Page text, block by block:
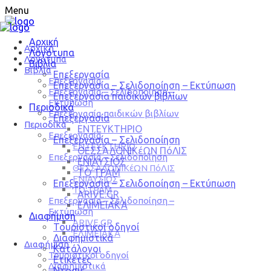
Menu
Αρχική
Λογότυπα
Βιβλία
Επεξεργασία
Επεξεργασία – Σελιδοποίηση – Εκτύπωση
Επεξεργασία παιδικών βιβλίων
Περιοδικά
Επεξεργασία
ΕΝΤΕΥΚΤΗΡΙΟ
Επεξεργασία – Σελιδοποίηση
ΘΕΣΣΑΛΟΝΙΚέΩΝ ΠόΛΙΣ
ΕΝΙΑΥΣΙΟΣ
ΤΟ ΤΡΑΜ
Επεξεργασία – Σελιδοποίηση – Εκτύπωση
ARIVE.GR
ΕΛΙΜΕΙΑΚΑ
Διαφήμιση
Τουριστικοί οδηγοί
Διαφημιστικά
Κατάλογοι
Ετικέτες
Αρχική
Λογότυπα
Βιβλία
Επεξεργασία
Επεξεργασία – Σελιδοποίηση –
Εκτύπωση
Επεξεργασία παιδικών βιβλίων
Περιοδικά
Επεξεργασία
ΕΝΤΕΥΚΤΗΡΙΟ
Επεξεργασία – Σελιδοποίηση
ΘΕΣΣΑΛΟΝΙΚέΩΝ ΠόΛΙΣ
ΕΝΙΑΥΣΙΟΣ
ΤΟ ΤΡΑΜ
Επεξεργασία – Σελιδοποίηση –
Εκτύπωση
ARIVE.GR
ΕΛΙΜΕΙΑΚΑ
Διαφήμιση
Τουριστικοί οδηγοί
Διαφημιστικά